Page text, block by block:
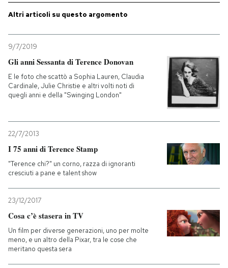
Altri articoli su questo argomento
9/7/2019
Gli anni Sessanta di Terence Donovan
E le foto che scattò a Sophia Lauren, Claudia
Cardinale, Julie Christie e altri volti noti di
quegli anni e della "Swinging London"
22/7/2013
I 75 anni di Terence Stamp
"Terence chi?" un corno, razza di ignoranti
cresciuti a pane e talent show
23/12/2017
Cosa c’è stasera in TV
Un film per diverse generazioni, uno per molte
meno, e un altro della Pixar, tra le cose che
meritano questa sera